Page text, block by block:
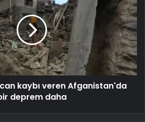
kaybı veren Afganistan'da
deprem daha